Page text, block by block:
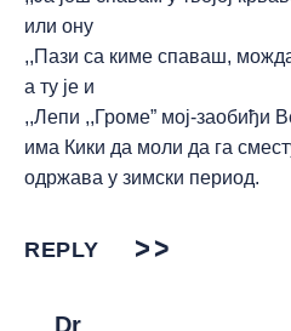
или ону
,,Пази са киме спаваш,
а ту је и
,,Лепи ,,Громе” мој-заобиђи
има Кики да моли да га
одржава у зимски период.
REPLY
Dr